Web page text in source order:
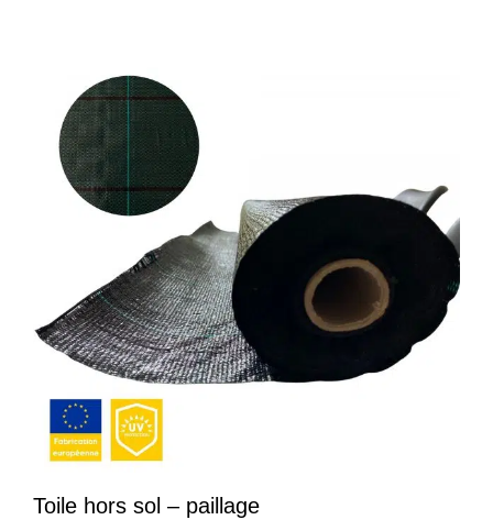
Toile hors sol – paillage